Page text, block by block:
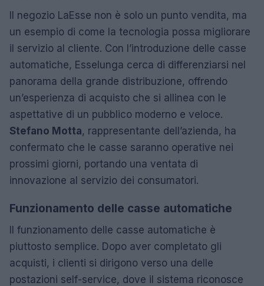
Il negozio LaEsse non è solo un punto vendita, ma
un esempio di come la tecnologia possa migliorare
il servizio al cliente. Con l’introduzione delle casse
automatiche, Esselunga cerca di differenziarsi nel
panorama della grande distribuzione, offrendo
un’esperienza di acquisto che si allinea con le
aspettative di un pubblico moderno e veloce.
Stefano Motta, rappresentante dell’azienda, ha
confermato che le casse saranno operative nei
prossimi giorni, portando una ventata di
innovazione al servizio dei consumatori.
Funzionamento delle casse automatiche
Il funzionamento delle casse automatiche è
piuttosto semplice. Dopo aver completato gli
acquisti, i clienti si dirigono verso una delle
postazioni self-service, dove il sistema riconosce